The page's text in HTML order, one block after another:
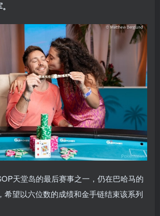
天堂岛的最后赛事之一，仍在巴哈马的
希望以六位数的成绩和金手链结束该系列